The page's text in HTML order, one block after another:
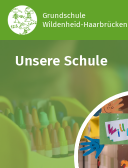
Grundschule
Wildenheid-Haarbrücken
Unsere Schule